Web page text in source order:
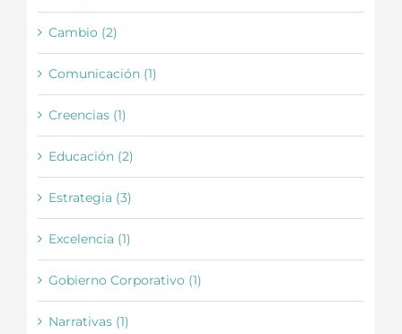
Cambio (2)
Comunicación (1)
Creencias (1)
Educación (2)
Estrategia (3)
Excelencia (1)
Gobierno Corporativo (1)
Narrativas (1)